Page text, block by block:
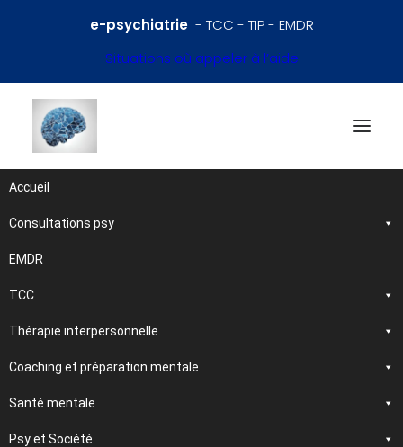
e-psychiatrie- TCC - TIP - EMDR
Situations où appeler à l’aide
Accueil
Consultations psy
EMDR
TCC
Thérapie interpersonnelle
Coaching et préparation mentale
Santé mentale
Psy et Société
et santé mentale
Traitements et
psychothérapies